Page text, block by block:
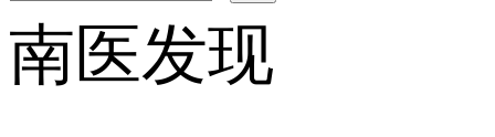
南医发现